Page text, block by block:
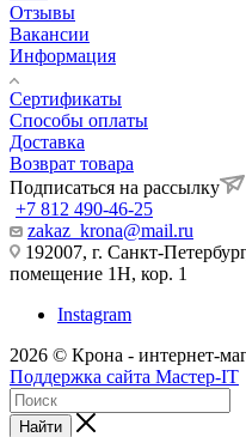
Отзывы
Вакансии
Информация
Сертификаты
Способы оплаты
Доставка
Возврат товара
Подписаться на рассылку
+7 812 490-46-25
zakaz_krona@mail.ru
192007, г. Санкт-
помещение 1Н, кор. 1
Instagram
2026 © Крона - интернет-
Поддержка сайта Мастер-IT
Найти